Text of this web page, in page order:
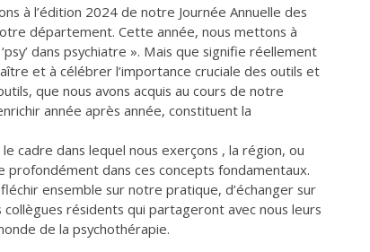
à l’édition 2024 de notre Journée Annuelle des
département. Cette année, nous mettons à
dans psychiatre ». Mais que signifie réellement
et à célébrer l’importance cruciale des outils et
que nous avons acquis au cours de notre
année après année, constituent la
cadre dans lequel nous exerçons , la région, ou
profondément dans ces concepts fondamentaux.
ensemble sur notre pratique, d’échanger sur
résidents qui partageront avec nous leurs
de la psychothérapie.